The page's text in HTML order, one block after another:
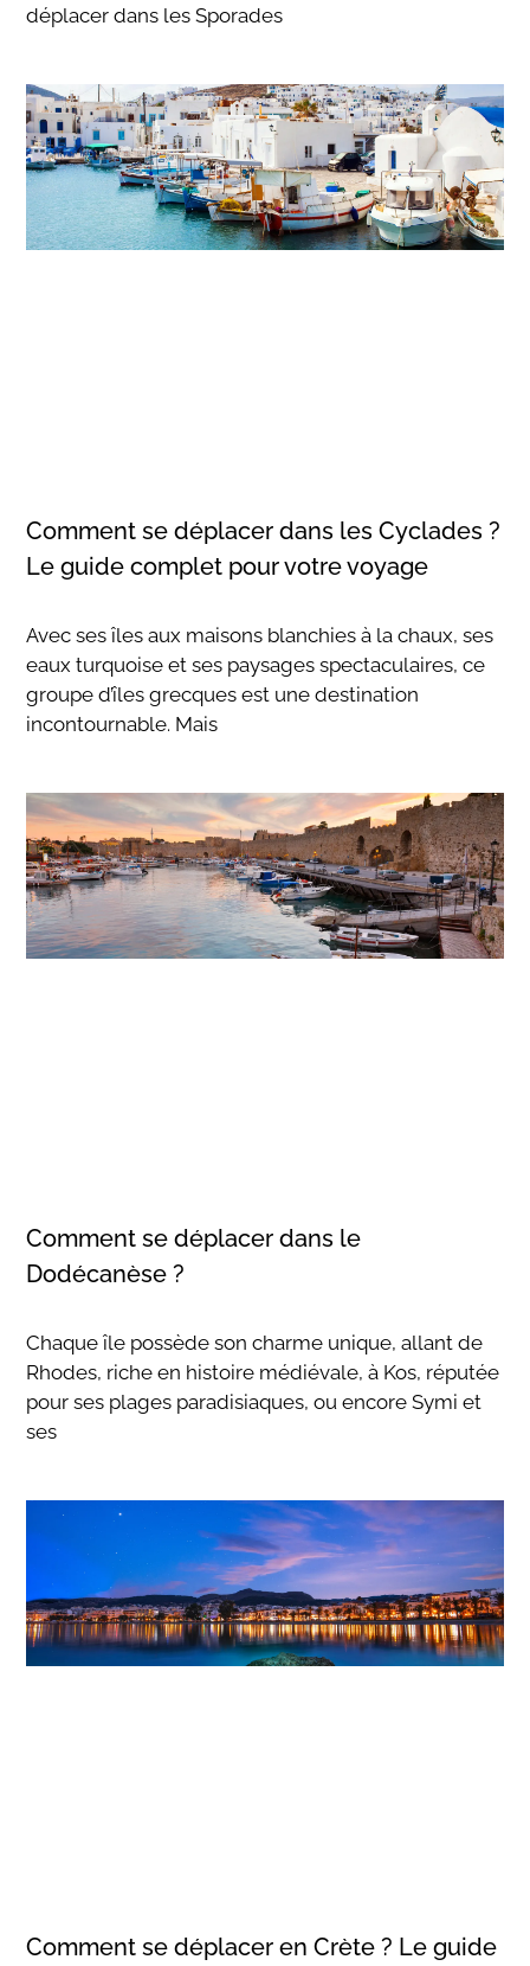
déplacer dans les Sporades
Comment se déplacer dans les Cyclades ?
Le guide complet pour votre voyage
Avec ses îles aux maisons blanchies à la chaux, ses
eaux turquoise et ses paysages spectaculaires, ce
groupe d’îles grecques est une destination
incontournable. Mais
Comment se déplacer dans le
Dodécanèse ?
Chaque île possède son charme unique, allant de
Rhodes, riche en histoire médiévale, à Kos, réputée
pour ses plages paradisiaques, ou encore Symi et
ses
Comment se déplacer en Crète ? Le guide